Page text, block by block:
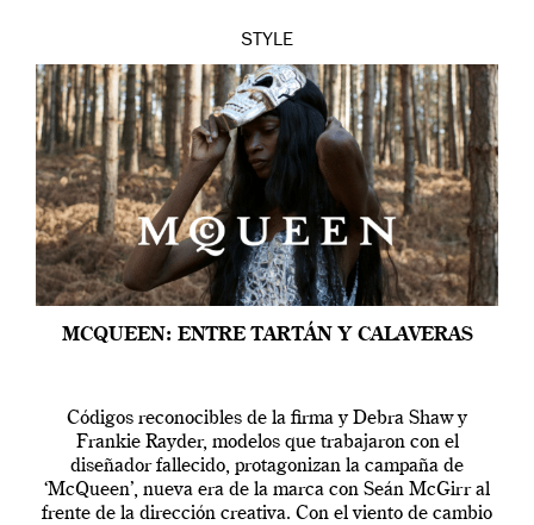
STYLE
MCQUEEN: ENTRE TARTÁN Y CALAVERAS
Códigos reconocibles de la firma y Debra Shaw y
Frankie Rayder, modelos que trabajaron con el
diseñador fallecido, protagonizan la campaña de
‘McQueen’, nueva era de la marca con Seán McGirr al
frente de la dirección creativa. Con el viento de cambio